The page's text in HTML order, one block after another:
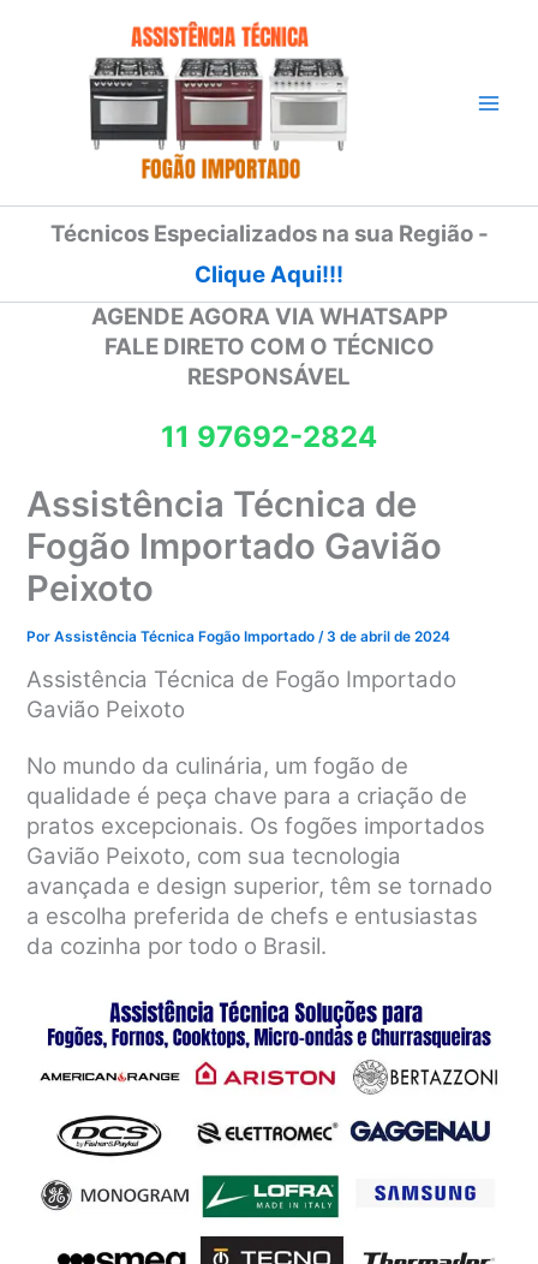
Técnicos Especializados na sua Região -
Clique Aqui!!!
AGENDE AGORA VIA WHATSAPP
FALE DIRETO COM O TÉCNICO
RESPONSÁVEL
11 97692-2824
Assistência Técnica de
Fogão Importado Gavião
Peixoto
PorAssistência Técnica Fogão Importado/3 de abril de 2024
Assistência Técnica de Fogão Importado
Gavião Peixoto
No mundo da culinária, um fogão de
qualidade é peça chave para a criação de
pratos excepcionais. Os fogões importados
Gavião Peixoto, com sua tecnologia
avançada e design superior, têm se tornado
a escolha preferida de chefs e entusiastas
da cozinha por todo o Brasil.